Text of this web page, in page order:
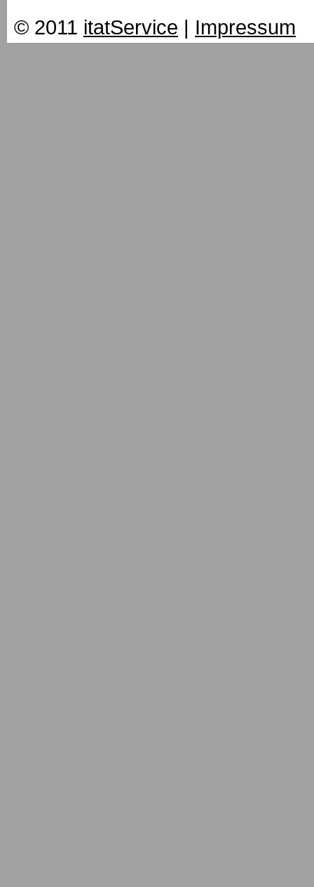
© 2011 itatService | Impressum